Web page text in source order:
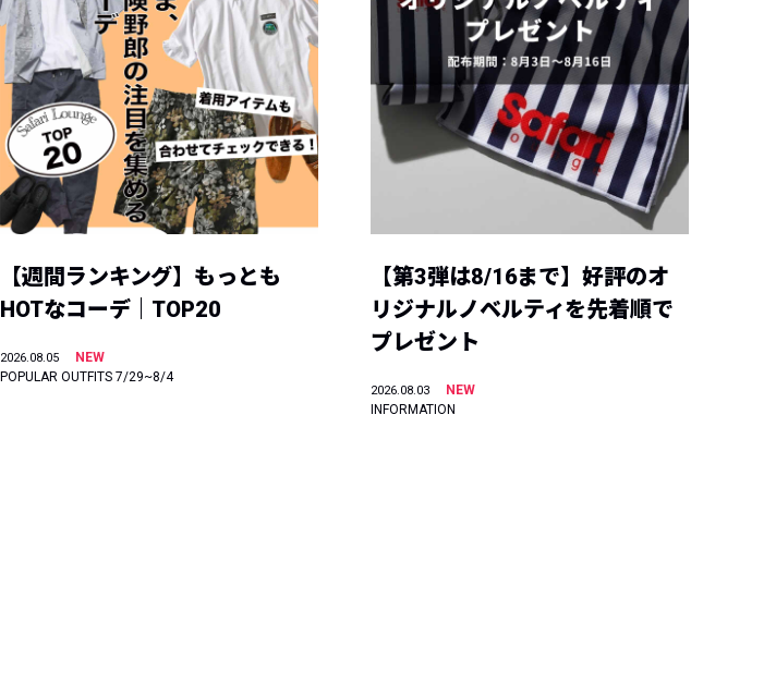
【週間ランキング】もっとも
HOTなコーデ｜TOP20
2026.08.05
NEW
POPULAR OUTFITS 7/29~8/4
【第3弾は8/16まで】好評のオ
リジナルノベルティを先着順で
プレゼント
2026.08.03
NEW
INFORMATION